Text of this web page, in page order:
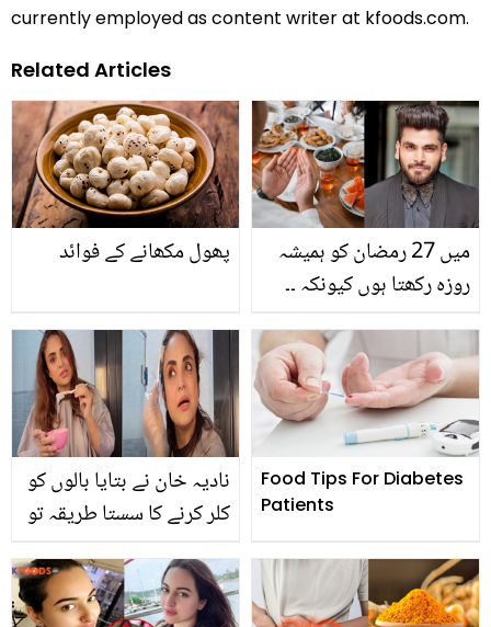
currently employed as content writer at kfoods.com.
Related Articles
پھول مکھانے کے فوائد
میں 27 رمضان کو ہمیشہ
روزہ رکھتا ہوں کیونکہ ۔۔
والے بگ باس مدمقابل شیو
ٹھاکرے کا روزہ رکھنے کا
انکشاف
نادیہ خان نے بتایا بالوں کو
کلر کرنے کا سستا طریقہ تو
اور نہ بال خراب و سفید
ہونے کا مسئلہ
Food Tips For Diabetes
Patients